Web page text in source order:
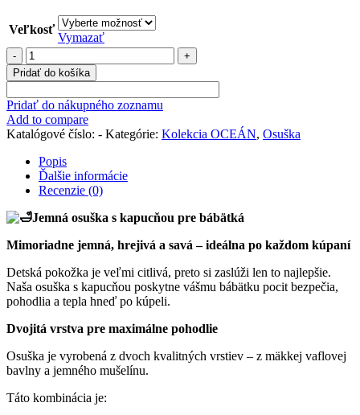
Veľkosť
Vymazať
množstvo
Osuška
pre
bábätká
a
deti
-
OCEÁN
Pridať do košíka
Pridať do nákupného zoznamu
Add to compare
Katalógové číslo: - Kategórie: Kolekcia OCEÁN, Osuška
Popis
Ďalšie informácie
Recenzie (0)
Jemná osuška s kapucňou pre bábätká
Mimoriadne jemná, hrejivá a savá – ideálna po každom kúpaní
Detská pokožka je veľmi citlivá, preto si zaslúži len to najlepšie.
Naša osuška s kapucňou poskytne vášmu bábätku pocit bezpečia,
pohodlia a tepla hneď po kúpeli.
Dvojitá vrstva pre maximálne pohodlie
Osuška je vyrobená z dvoch kvalitných vrstiev – z mäkkej vaflovej
bavlny a jemného mušelínu.
Táto kombinácia je: